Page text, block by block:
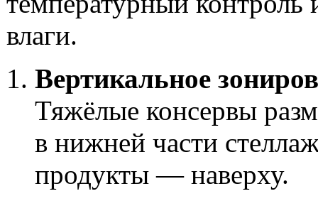
влаги.
Вертикальное
Тяжёлые консервы
в нижней части
продукты — наверху.